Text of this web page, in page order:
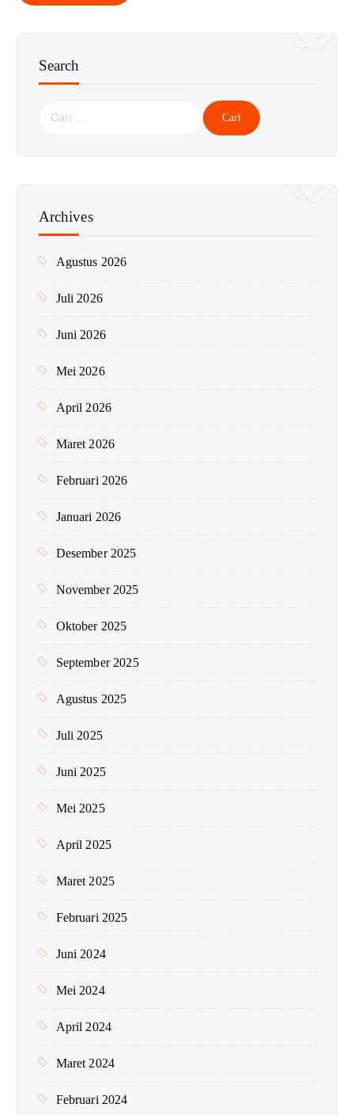
Search
n
k
Archives
Agustus 2026
Juli 2026
Juni 2026
Mei 2026
April 2026
Maret 2026
Februari 2026
Januari 2026
Desember 2025
November 2025
Oktober 2025
September 2025
Agustus 2025
Juli 2025
Juni 2025
Mei 2025
April 2025
Maret 2025
Februari 2025
Juni 2024
Mei 2024
April 2024
Maret 2024
Februari 2024